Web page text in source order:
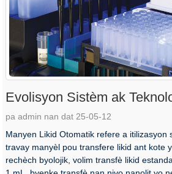
Evolisyon Sistèm ak
pa admin nan dat 25-05-12
Manyen Likid Otomatik refere a itilizasyon
travay manyèl pou transfere likid ant kote
rechèch byolojik, volim transfè likid